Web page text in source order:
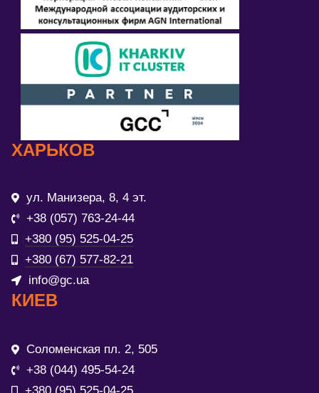
ХАРЬКОВ
ул. Манизера, 8, 4 эт.
+38 (057) 763-24-44
+380 (95) 525-04-25
+380 (67) 577-82-21
info@gc.ua
КИЕВ
Соломенская пл. 2, 505
+38 (044) 495-54-24